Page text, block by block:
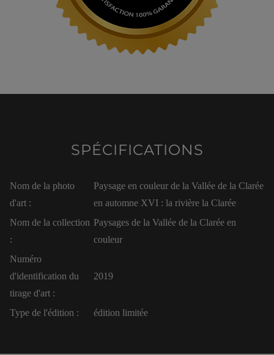
SPÉCIFICATIONS
Nom de la photo
d'art :
Paysage en couleur de la Vallée de la Clarée
en automne XVI : la rivière la Clarée
Nom de la collection
:
Paysages de la Vallée de la Clarée en
couleur
Numéro
d'identification du
tirage d'art :
2019
Type de l'édition : édition limitée